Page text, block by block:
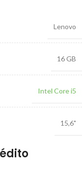
Lenovo
16 GB
Intel Core i5
15,6"